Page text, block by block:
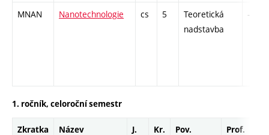
MNAN Nanotechnologie cs 5
Teoretická
nadstavba
-
1. ročník, celoroční semestr
Zkratka Název J. Kr. Pov. Prof.